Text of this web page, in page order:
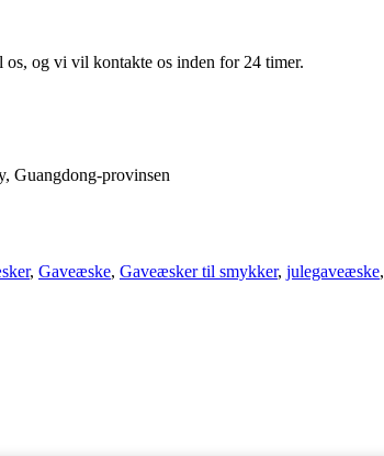
os, og vi vil kontakte os inden for 24 timer.
Guangdong-provinsen
, Gaveæske, Gaveæsker til smykker, julegaveæske,